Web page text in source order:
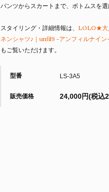
パンツからスカートまで、ボトムスを選
スタイリング・詳細情報は、 LOLO★大
ネンシャツ♪｜unfil9 -アンフィルナイン
もご覧いただけます。
型番 LS-3A5
販売価格 24,000円(税込